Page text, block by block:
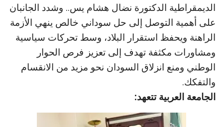
الديمقراطية الدكتورة نضال هشام يس.. وشدد الجانبان
على أهمية التوصل إلى حل سوداني خالص ينهي الأزمة
الراهنة ويحفظ استقرار البلاد، وسط تحركات سياسية
ومشاورات مكثفة تهدف إلى تعزيز فرص الحوار
الوطني ومنع انزلاق السودان نحو مزيد من الانقسام
والتفكك.
الجامعة العربية تتعهد: